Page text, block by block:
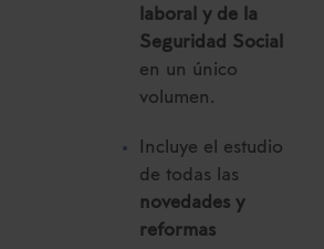
laboral y de la
Seguridad Social
en un único
volumen.
Incluye el estudio
de todas las
novedades y
reformas